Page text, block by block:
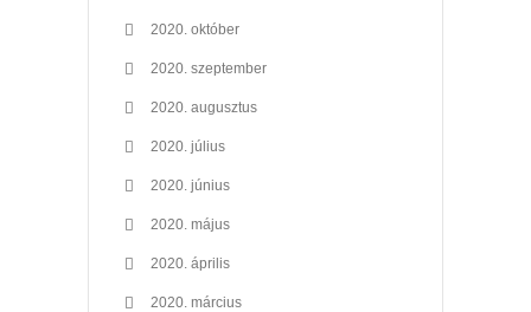
2020. október
2020. szeptember
2020. augusztus
2020. július
2020. június
2020. május
2020. április
2020. március